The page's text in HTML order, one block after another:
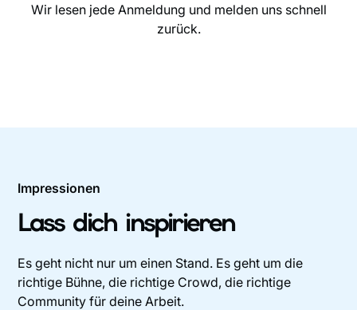
Wir lesen jede Anmeldung und melden uns schnell
zurück.
Impressionen
Lass dich inspirieren
Es geht nicht nur um einen Stand. Es geht um die
richtige Bühne, die richtige Crowd, die richtige
Community für deine Arbeit.